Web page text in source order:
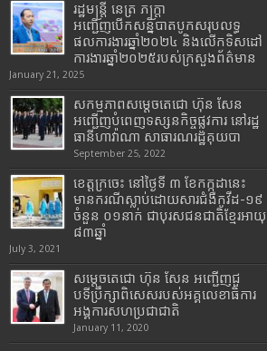
រដ្ឋមន្រ្តី​ នេត្រ​ ភក្ត្រា​
អញ្ជើញបើកសន្និបាតបូកសរុបលទ្ធ
ផលការងារឆ្នាំ២០២៤ និងលើកទិសដៅ
ការងារឆ្នាំ២០២៥របស់​ក្រសួង​ព័ត៌មាន​
January 21, 2025
សកម្មភាពសម្តេចតេជោ ហ៊ុន សែន
អញ្ជើញបំពេញទស្សនកិច្ចផ្លូវការ នៅរដ្ឋ
ធានីហាវ៉ាណា សាធារណរដ្ឋគុយបា
September 25, 2022
ខេត្តក្រចេះ នៅថ្ងៃទី ៣ ខែកក្កដានេះ
មានករណីស្លាប់ដោយសារជំងឺកូវីដ-១៩
ចំនួន ០១នាក់ ជាបុរសជនជាតិខ្មែរអាយុ
៨៣ឆ្នាំ
July 3, 2021
សម្តេចតេជោ ហ៊ុន សែន អញ្ជើញជួ
បទីប្រឹក្សាពិសេសរបស់អគ្គលេខាធិការ
អង្គការសហប្រជាជាតិ
January 11, 2020